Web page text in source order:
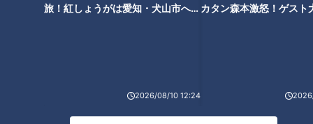
旅！紅しょうがは愛知・犬山市へ
2026/08/10 12:24
カタン森本激怒！ゲスト
復活への歩み